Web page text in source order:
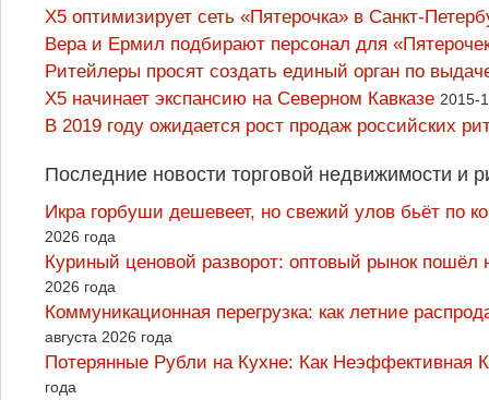
X5 оптимизирует сеть «Пятерочка» в Санкт-
Вера и Ермил подбирают персонал для
Ритейлеры просят создать единый орган по
X5 начинает экспансию на Северном Кавказе 2015-
В 2019 году ожидается рост продаж российских
Последние новости торговой недвижимости и
Икра горбуши дешевеет, но свежий улов бьёт по
2026 года
Куриный ценовой разворот: оптовый рынок
2026 года
Коммуникационная перегрузка: как летние
августа 2026 года
Потерянные Рубли на Кухне: Как
года